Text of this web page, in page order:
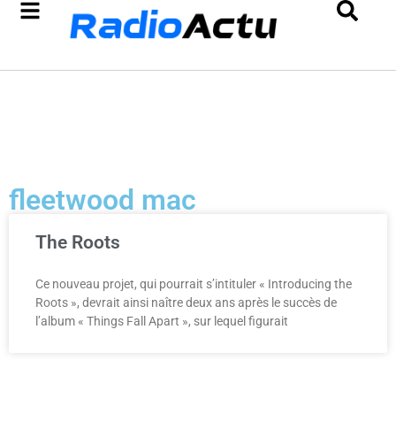
fleetwood mac
The Roots
Ce nouveau projet, qui pourrait s’intituler « Introducing the
Roots », devrait ainsi naître deux ans après le succès de
l’album « Things Fall Apart », sur lequel figurait